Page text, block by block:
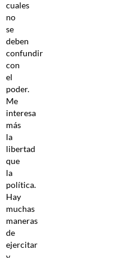
cuales
no
se
deben
confundir
con
el
poder.
Me
interesa
más
la
libertad
que
la
política.
Hay
muchas
maneras
de
ejercitar